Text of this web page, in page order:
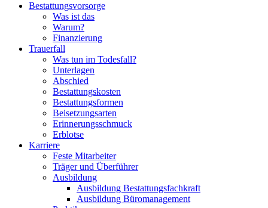
Bestattungsvorsorge
Was ist das
Warum?
Finanzierung
Trauerfall
Was tun im Todesfall?
Unterlagen
Abschied
Bestattungskosten
Bestattungsformen
Beisetzungsarten
Erinnerungsschmuck
Erblotse
Karriere
Feste Mitarbeiter
Träger und Überführer
Ausbildung
Ausbildung Bestattungsfachkraft
Ausbildung Büromanagement